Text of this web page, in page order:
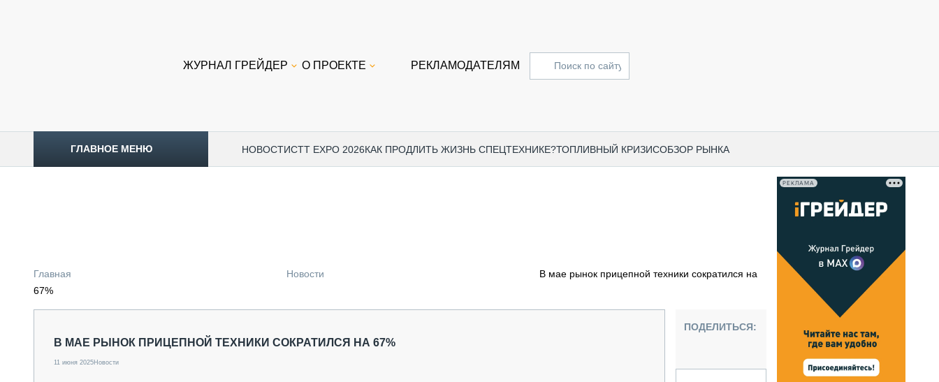
ЖУРНАЛ ГРЕЙДЕР О ПРОЕКТЕ РЕКЛАМОДАТЕЛЯМ
ГЛАВНОЕ МЕНЮ НОВОСТИCTT EXPO 2026КАК ПРОДЛИТЬ ЖИЗНЬ СПЕЦТЕХНИКЕ?ТОПЛИВНЫЙ КРИЗИСОБЗОР РЫНКА
ГРУЗОПЕРЕВОЗКИ
ПОДЪЁМНАЯ ТЕХНИКА
ПАССАЖИРСКИЙ ТРАНСПОРТ
Главная Новости
В мае рынок прицепной техники сократился на
67%
В МАЕ РЫНОК ПРИЦЕПНОЙ ТЕХНИКИ СОКРАТИЛСЯ НА 67%
11 июня 2025Новости
ПОДЕЛИТЬСЯ:
РЕКЛАМА